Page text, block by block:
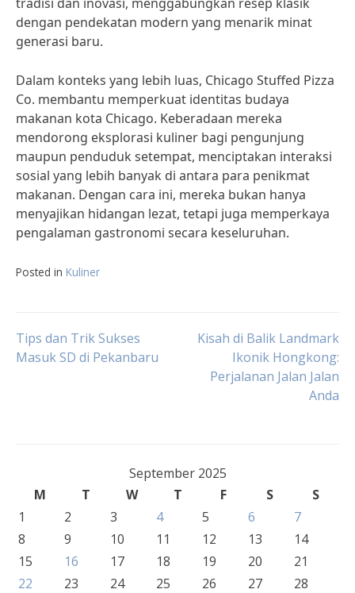
dengan pendekatan modern yang menarik minat
generasi baru.
Dalam konteks yang lebih luas, Chicago Stuffed Pizza
Co. membantu memperkuat identitas budaya
makanan kota Chicago. Keberadaan mereka
mendorong eksplorasi kuliner bagi pengunjung
maupun penduduk setempat, menciptakan interaksi
sosial yang lebih banyak di antara para penikmat
makanan. Dengan cara ini, mereka bukan hanya
menyajikan hidangan lezat, tetapi juga memperkaya
pengalaman gastronomi secara keseluruhan.
Posted in Kuliner
Post
Tips dan Trik Sukses
Masuk SD di Pekanbaru
Kisah di Balik Landmark
Ikonik Hongkong:
Perjalanan Jalan Jalan
Anda
September 2025
M
T W T F S
S
1
2 3 4 5 6
7
8
9 10 11 12 13
14
15
16 17 18 19 20
21
22
23 24 25 26 27
28